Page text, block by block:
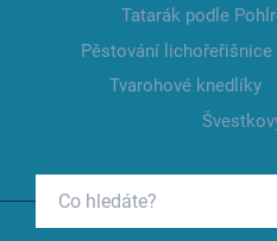
Tatarák podle
Pěstování lichořeřišnice
Tvarohové knedlíky